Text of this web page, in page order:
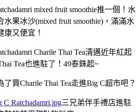
推一個！水
果冰沙(mixed fruit smoothie)，滿滿水
康又便宜！
清邁近年紅起
Tea也進駐了！49泰銖起~
買Charile Thai Tea走進Big C超市吧？
三兄弟伴手禮店進駐